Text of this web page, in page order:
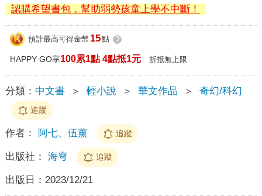
認購希望書包，幫助弱勢孩童上學不中斷！
預計最高可得金幣 15點 ?
HAPPY GO享100累1點 4點抵1元 折抵無上限
分類： 中文書 ＞ 輕小說 ＞ 華文作品 ＞ 奇幻/科幻
追蹤
作者： 阿七、伍薰 追蹤
出版社： 海穹 追蹤
出版日： 2023/12/21